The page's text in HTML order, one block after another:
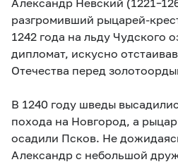
разгромивший рыцарей-
1242 года на льду Чудского
дипломат, искусно
Отечества перед
В 1240 году шведы
похода на Новгород, а
осадили Псков. Не
Александр с небольшой